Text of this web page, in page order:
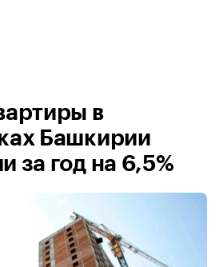
в
Башкирии
за год на 6,5%